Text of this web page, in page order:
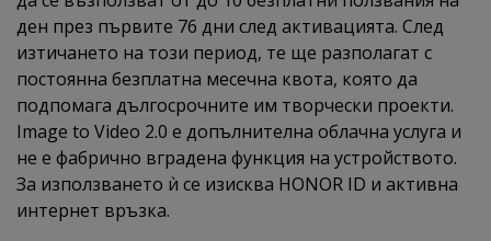
ден през първите 76 дни след активацията. След
изтичането на този период, те ще разполагат с
постоянна безплатна месечна квота, която да
подпомага дългосрочните им творчески проекти.
Image to Video 2.0 е допълнителна облачна услуга и
не е фабрично вградена функция на устройството.
За използването ѝ се изисква HONOR ID и активна
интернет връзка.